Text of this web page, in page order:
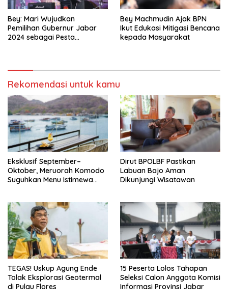
Bey: Mari Wujudkan
Pemilihan Gubernur Jabar
2024 sebagai Pesta
Bey Machmudin Ajak BPN
Ikut Edukasi Mitigasi Bencana
kepada Masyarakat
Rekomendasi untuk kamu
Eksklusif September–
Oktober, Meruorah Komodo
Suguhkan Menu Istimewa
Dirut BPOLBF Pastikan
Labuan Bajo Aman
Dikunjungi Wisatawan
TEGAS! Uskup Agung Ende
Tolak Eksplorasi Geotermal
di Pulau Flores
15 Peserta Lolos Tahapan
Seleksi Calon Anggota Komisi
Informasi Provinsi Jabar